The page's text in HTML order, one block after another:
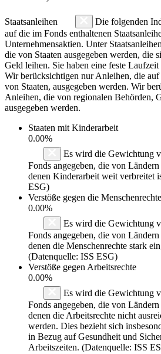
Staatsanleihen
Die folgenden
auf die im Fonds enthaltenen
Unternehmensaktien. Unter
die von Staaten ausgegeben werden, die
Geld leihen. Sie haben eine feste
Wir berücksichtigen nur Anleihen, die
von Staaten, ausgegeben werden. Wir
Anleihen, die von regionalen Behörden,
ausgegeben werden.
Staaten mit Kinderarbeit
0.00%
Es wird die Gewichtung
Fonds angegeben, die von
denen Kinderarbeit weit verbreitet
ESG)
Verstöße gegen die Menschenrechte
0.00%
Es wird die Gewichtung
Fonds angegeben, die von
denen die Menschenrechte stark
(Datenquelle: ISS ESG)
Verstöße gegen Arbeitsrechte
0.00%
Es wird die Gewichtung
Fonds angegeben, die von
denen die Arbeitsrechte nicht
werden. Dies bezieht sich
in Bezug auf Gesundheit und
Arbeitszeiten. (Datenquelle: ISS